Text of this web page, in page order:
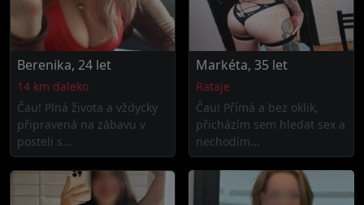
Berenika, 24 let
14 km daleko
Čau! Plná života a vždycky
připravená na zábavu v
posteli s...
Markéta, 35 let
Rataje
Čau! Přímá a bez oklik,
přicházím sem hledat sex a
nechodím...